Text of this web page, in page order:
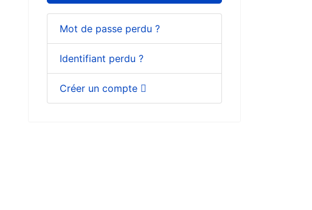
Mot de passe perdu ?
Identifiant perdu ?
Créer un compte